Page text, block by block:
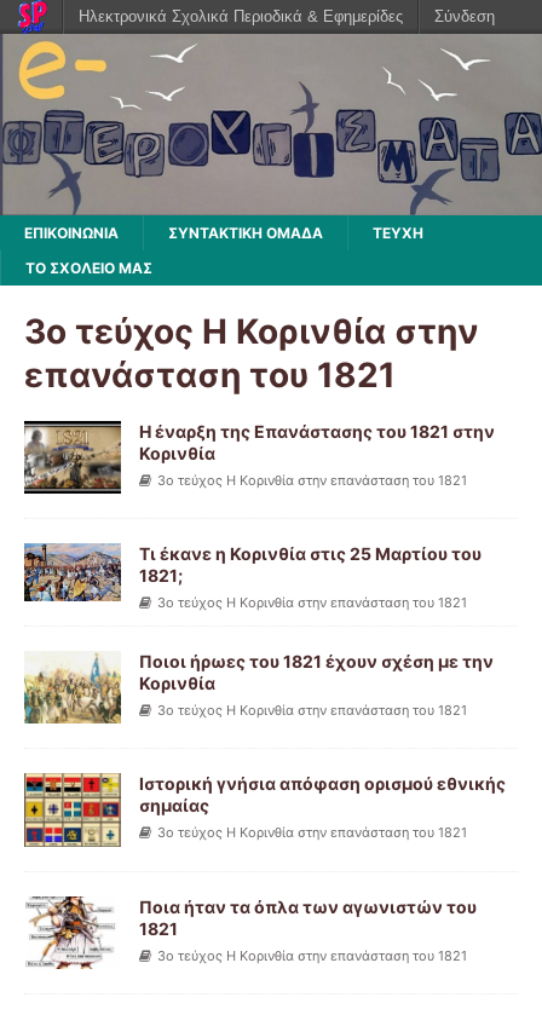
ΕΠΙΚΟΙΝΩΝΙΑ ΣΥΝΤΑΚΤΙΚΗ ΟΜΑΔΑ
ΤΕΥΧΗ
ΤΟ ΣΧΟΛΕΙΟ ΜΑΣ
3ο τεύχος Η Κορινθία στην
επανάσταση του 1821
Η έναρξη της Επανάστασης του 1821 στην
Κορινθία
3ο τεύχος Η Κορινθία στην επανάσταση του 1821
Τι έκανε η Κορινθία στις 25 Μαρτίου του
1821;
3ο τεύχος Η Κορινθία στην επανάσταση του 1821
Ποιοι ήρωες του 1821 έχουν σχέση με την
Κορινθία
3ο τεύχος Η Κορινθία στην επανάσταση του 1821
Ιστορική γνήσια απόφαση ορισμού εθνικής
σημαίας
3ο τεύχος Η Κορινθία στην επανάσταση του 1821
Ποια ήταν τα όπλα των αγωνιστών του
1821
3ο τεύχος Η Κορινθία στην επανάσταση του 1821
Ηλεκτρονικά Σχολικά Περιοδικά & Εφημερίδες Σύνδεση